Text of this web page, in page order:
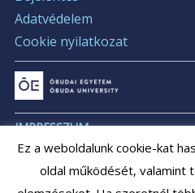
Adatvédelem
Cookie nyilatkozat
IMPRESSZUM
ÁLLÁSAJÁNLATOK
Ez a weboldalunk cookie-kat
oldal működését, valamint